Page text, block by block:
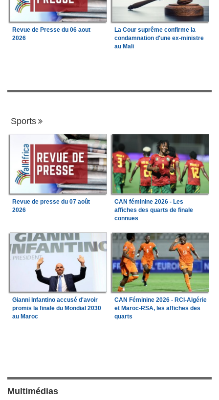
Revue de Presse du 06 aout
2026
La Cour suprême confirme la
condamnation d'une ex-ministre
au Mali
Sports
Revue de presse du 07 août
2026
CAN féminine 2026 - Les
affiches des quarts de finale
connues
Gianni Infantino accusé d'avoir
promis la finale du Mondial 2030
au Maroc
CAN Féminine 2026 - RCI-Algérie
et Maroc-RSA, les affiches des
quarts
Multimédias